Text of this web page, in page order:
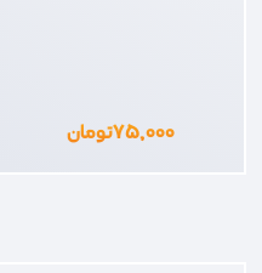
۷۵,۰۰۰تومان